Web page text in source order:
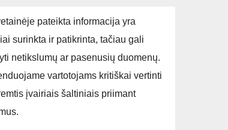
pateikta informacija yra
surinkta ir patikrinta, tačiau gali
netikslumų ar pasenusių duomenų.
vartotojams kritiškai vertinti
įvairiais šaltiniais priimant